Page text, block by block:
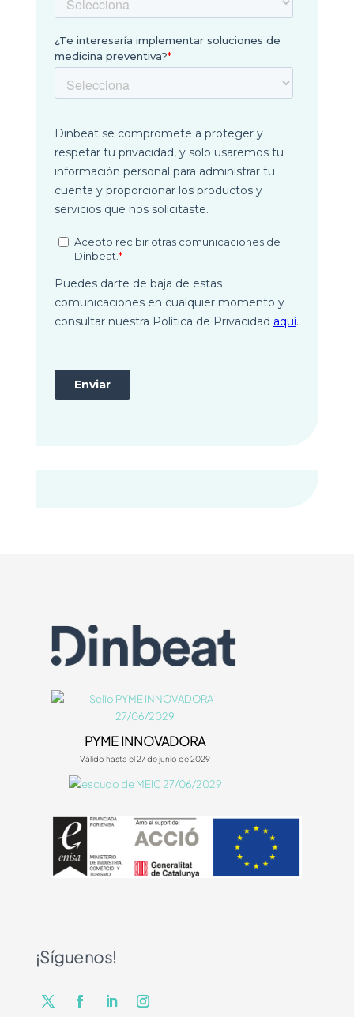
PYME INNOVADORA
Válido hasta el 27 de junio de 2029
¡Síguenos!